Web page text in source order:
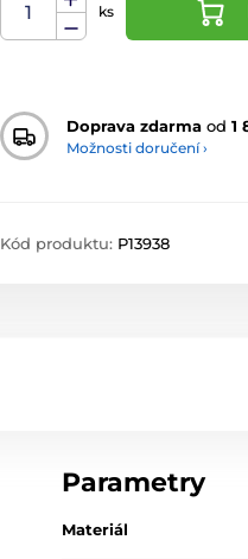
ks
Doprava zdarma od 1
Možnosti doručení ›
Kód produktu: P13938
Parametry
Materiál